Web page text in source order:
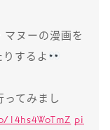
マヌーの漫画を
するよ
ってみまし
pi